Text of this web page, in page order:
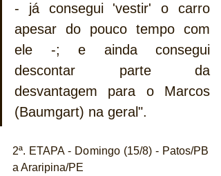
- já consegui 'vestir' o carro
apesar do pouco tempo com
ele -; e ainda consegui
descontar parte da
desvantagem para o Marcos
(Baumgart) na geral".
2ª. ETAPA - Domingo (15/8) - Patos/PB
a Araripina/PE